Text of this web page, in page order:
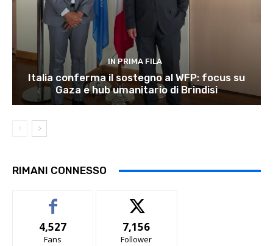
IN PRIMA FILA
Italia conferma il sostegno al WFP: focus su
Gaza e hub umanitario di Brindisi
RIMANI CONNESSO
4,527
Fans
7,156
Follower